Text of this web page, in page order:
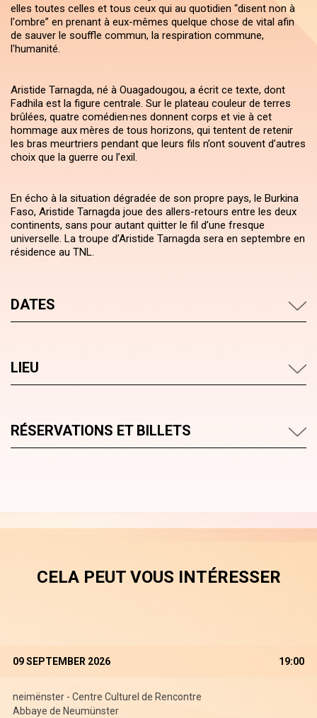
elles toutes celles et tous ceux qui au quotidien “disent non à
l'ombre” en prenant à eux-mêmes quelque chose de vital afin
de sauver le souffle commun, la respiration commune,
l'humanité.
Aristide Tarnagda, né à Ouagadougou, a écrit ce texte, dont
Fadhila est la figure centrale. Sur le plateau couleur de terres
brûlées, quatre comédien·nes donnent corps et vie à cet
hommage aux mères de tous horizons, qui tentent de retenir
les bras meurtriers pendant que leurs fils n’ont souvent d’autres
choix que la guerre ou l’exil.
En écho à la situation dégradée de son propre pays, le Burkina
Faso, Aristide Tarnagda joue des allers-retours entre les deux
continents, sans pour autant quitter le fil d’une fresque
universelle. La troupe d’Aristide Tarnagda sera en septembre en
résidence au TNL.
DATES
LIEU
RÉSERVATIONS ET BILLETS
CELA PEUT VOUS INTÉRESSER
09 SEPTEMBER 2026 19:00
neimënster - Centre Culturel de Rencontre
Abbaye de Neumünster